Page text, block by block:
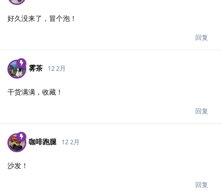
好久没来了，冒个泡！
回复
雾茶 12 2月
干货满满，收藏！
回复
咖啡跑腿 12 2月
沙发！
回复